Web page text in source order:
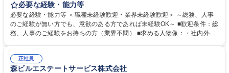
します。 ＜具体的には＞ ・総務/人事労務（給与・社保・勤怠管理など）
・採用・教育研修 ・福利厚生運用 など ※基本的には事務所勤務ですが、
採用や教育等の業務内容により、関西圏以外への日帰り・宿泊を伴う国内
出張もございます。 ※担当業務を持ちつつ、お互いに助け合いながら、総
必要な経験・能力等
必要な経験・能力等 ＜職種未経験歓迎・業界未経験歓迎＞ ～総務、人事
のご経験が無い方でも、意欲のある方であれば未経験OK～ ■歓迎条件：総
務、人事のご経験をお持ちの方（業界不問） ■求める人物像：・社内外の
正社員
森ビルエステートサービス株式会社